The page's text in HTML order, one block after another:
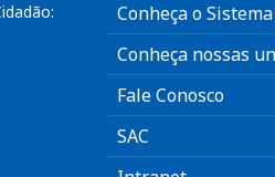
Conheça o Sistema
Conheça nossas
Fale Conosco
SAC